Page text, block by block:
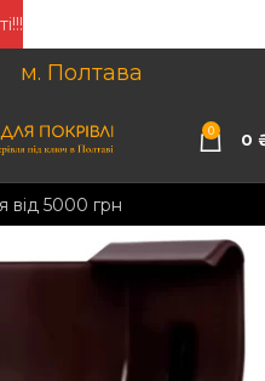
м. Полтава
0 0
від 5000 грн